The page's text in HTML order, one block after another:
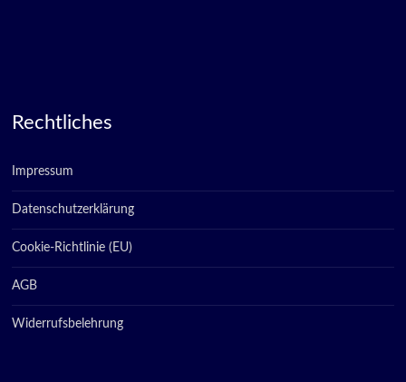
Rechtliches
Impressum
Datenschutzerklärung
Cookie-Richtlinie (EU)
AGB
Widerrufsbelehrung